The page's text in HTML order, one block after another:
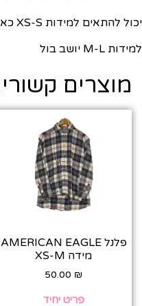
יכול להתאים למידות XS-S כאוברסייז
למידות M-L יושב בול
מוצרים
פלנל AMERICAN EAGLE
מידה XS-M
50.00 ₪
פריט יחיד